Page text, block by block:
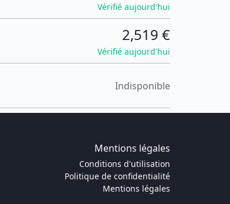
Vérifié aujourd'hui
2,519 €
Vérifié aujourd'hui
Indisponible
Mentions légales
Conditions d'utilisation
Politique de confidentialité
Mentions légales